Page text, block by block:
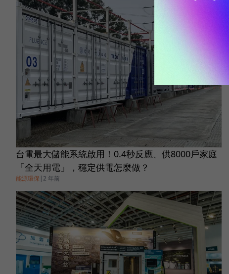
台電最大儲能系統啟用！0.4秒反應、供8000戶家庭
「全天用電」，穩定供電怎麼做？
能源環保 |2 年前